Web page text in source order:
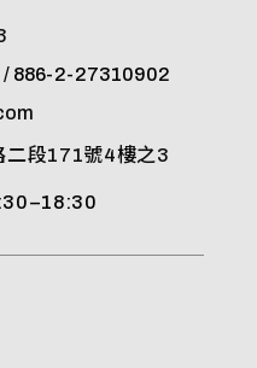
886-2-27310902
二段171號4樓之3